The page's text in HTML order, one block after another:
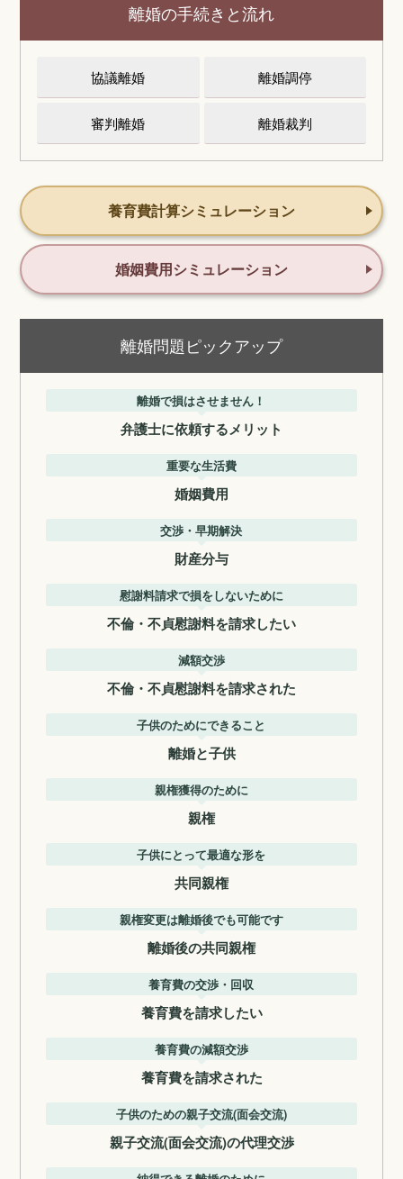
離婚の手続きと流れ
協議離婚 離婚調停
審判離婚 離婚裁判
養育費計算シミュレーション
婚姻費用シミュレーション
離婚問題ピックアップ
離婚で損はさせません！
弁護士に依頼するメリット
重要な生活費
婚姻費用
交渉・早期解決
財産分与
慰謝料請求で損をしないために
不倫・不貞慰謝料を請求したい
減額交渉
不倫・不貞慰謝料を請求された
子供のためにできること
離婚と子供
親権獲得のために
親権
子供にとって最適な形を
共同親権
親権変更は離婚後でも可能です
離婚後の共同親権
養育費の交渉・回収
養育費を請求したい
養育費の減額交渉
養育費を請求された
子供のための親子交流(面会交流)
親子交流(面会交流)の代理交渉